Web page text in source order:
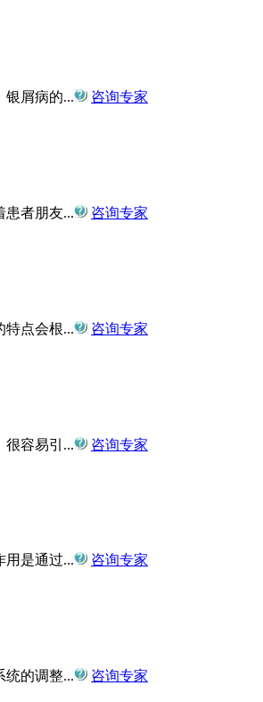
银屑病的... 咨询专家
患者朋友... 咨询专家
特点会根... 咨询专家
很容易引... 咨询专家
用是通过... 咨询专家
统的调整... 咨询专家